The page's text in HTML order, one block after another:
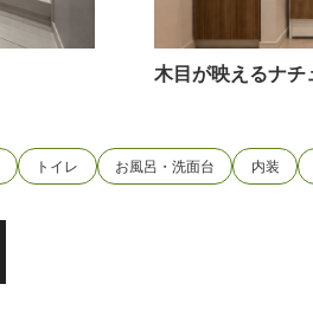
木目が映えるナ
トイレ お風呂・洗面台 内装